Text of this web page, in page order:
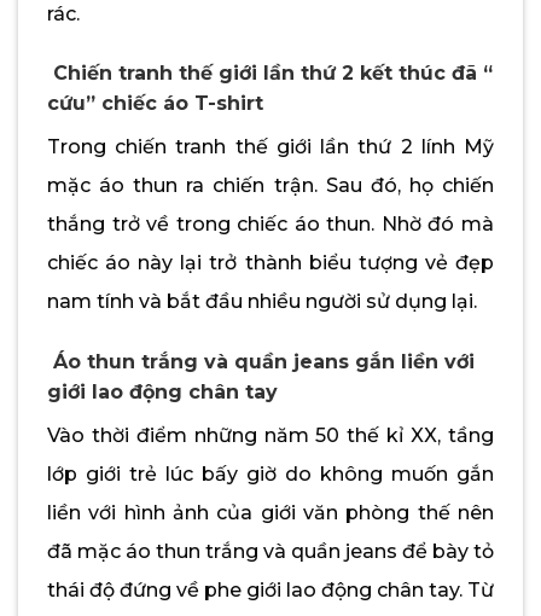
rác.
Chiến tranh thế giới lần thứ 2 kết thúc đã “
cứu” chiếc áo T-shirt
Trong chiến tranh thế giới lần thứ 2 lính Mỹ
mặc áo thun ra chiến trận. Sau đó, họ chiến
thắng trở về trong chiếc áo thun. Nhờ đó mà
chiếc áo này lại trở thành biểu tượng vẻ đẹp
nam tính và bắt đầu nhiều người sử dụng lại.
Áo thun trắng và quần jeans gắn liền với
giới lao động chân tay
Vào thời điểm những năm 50 thế kỉ XX, tầng
lớp giới trẻ lúc bấy giờ do không muốn gắn
liền với hình ảnh của giới văn phòng thế nên
đã mặc áo thun trắng và quần jeans để bày tỏ
thái độ đứng về phe giới lao động chân tay. Từ